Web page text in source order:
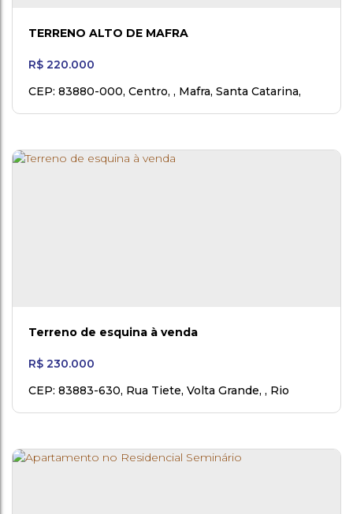
TERRENO ALTO DE MAFRA
R$ 220.000
CEP: 83880-000, Centro , Mafra, Santa Catarina,
Terreno de esquina à venda
R$ 230.000
CEP: 83883-630, Rua Tiete, Volta Grande , Rio